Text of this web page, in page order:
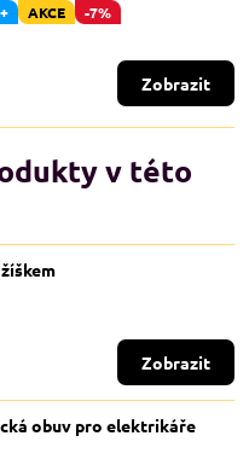
AKCE -7%
Zobrazit
v této
Zobrazit
obuv pro elektrikáře